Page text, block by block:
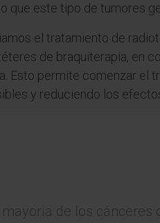
que este tipo de tumores
el tratamiento de
de braquiterapia, en
Esto permite comenzar el
y reduciendo los
mayoría de los cánceres